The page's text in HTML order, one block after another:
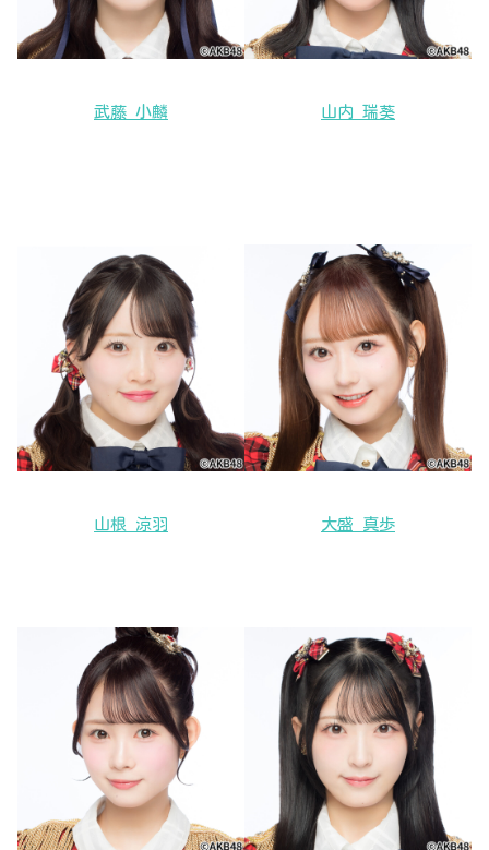
武藤 小麟 山内 瑞葵
山根 涼羽 大盛 真歩